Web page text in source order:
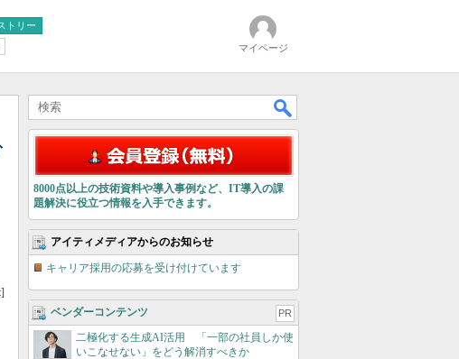
トリー
マイページ
]
8000点以上の技術資料や導入事例など、IT導入の課
題解決に役立つ情報を入手できます。
アイティメディアからのお知らせ
キャリア採用の応募を受け付けています
ベンダーコンテンツ PR
二極化する生成AI活用 「一部の社員しか使
いこなせない」をどう解消すべきか